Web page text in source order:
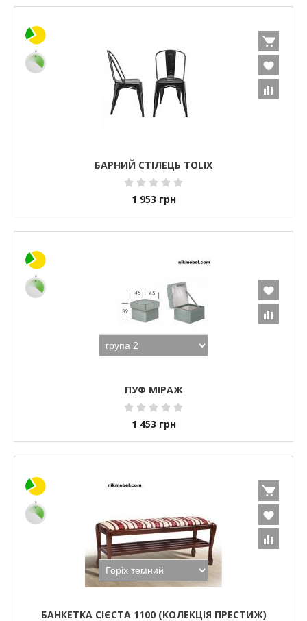
БАРНИЙ СТІЛЕЦЬ TOLIX
1 953 грн
ПУФ МІРАЖ
1 453 грн
БАНКЕТКА СІЄСТА 1100 (КОЛЕКЦІЯ ПРЕСТИЖ)